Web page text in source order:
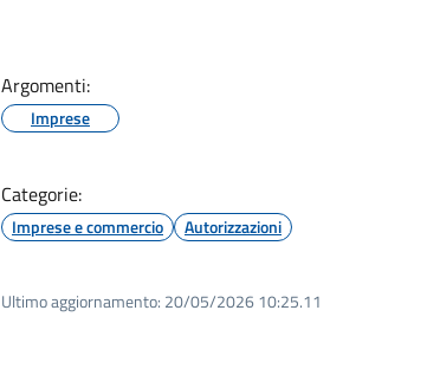
Argomenti:
Imprese
Categorie:
Imprese e commercio Autorizzazioni
Ultimo aggiornamento: 20/05/2026 10:25.11